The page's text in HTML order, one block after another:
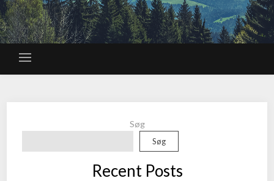
Søg
Søg
Recent Posts